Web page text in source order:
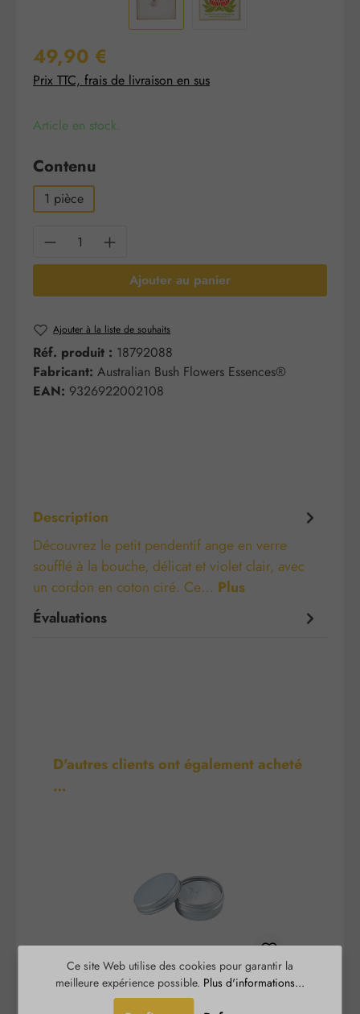
Prix régulier :
49,90 €
Prix TTC, frais de livraison en sus
Article en stock.
Sélectionnez
Contenu
1 pièce
Quantité de produit : Entrez la quantité
Ajouter au panier
Ajouter à la liste de souhaits
Réf. produit : 18792088
Fabricant: Australian Bush Flowers Essences®
EAN: 9326922002108
Description
Découvrez le petit pendentif ange en verre
soufflé à la bouche, délicat et violet clair, avec
un cordon en coton ciré. Ce… Plus
Évaluations
Ignorer la galerie de produits
D'autres clients ont également acheté
…
Diffuseur de poche pour
Ce site Web utilise des cookies pour garantir la
meilleure expérience possible. Plus d'informations...